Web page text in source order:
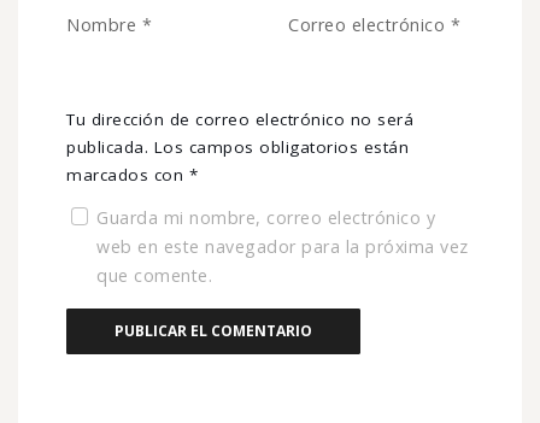
Tu dirección de correo electrónico no será
publicada. Los campos obligatorios están
marcados con *
Nombre * Correo electrónico *
Guarda mi nombre, correo electrónico y
web en este navegador para la próxima vez
que comente.